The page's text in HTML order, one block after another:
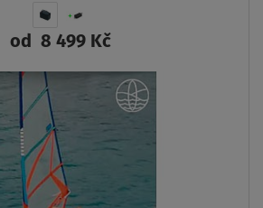
od 8 499 Kč
ZOBRAZIT